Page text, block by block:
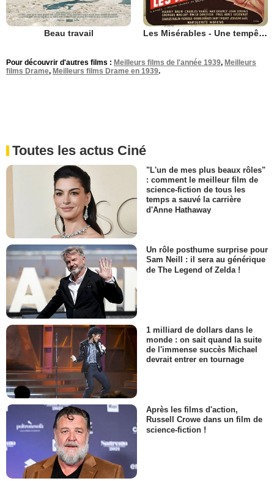
Beau travail Les Misérables - Une tempête sous un crâne
Pour découvrir d'autres films : Meilleurs films de l'année 1939, Meilleurs
films Drame, Meilleurs films Drame en 1939.
Toutes les actus Ciné
"L'un de mes plus beaux rôles"
: comment le meilleur film de
science-fiction de tous les
temps a sauvé la carrière
d'Anne Hathaway
Un rôle posthume surprise pour
Sam Neill : il sera au générique
de The Legend of Zelda !
1 milliard de dollars dans le
monde : on sait quand la suite
de l'immense succès Michael
devrait entrer en tournage
Après les films d'action,
Russell Crowe dans un film de
science-fiction !